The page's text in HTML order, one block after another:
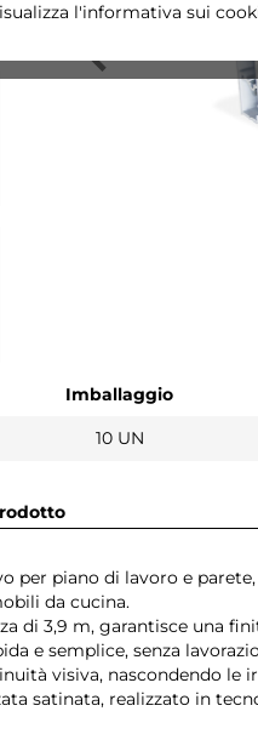
l'informativa sui
Imballaggio
10 UN
per piano di lavoro e
da cucina.
di 3,9 m, garantisce una
e semplice, senza
visiva, nascondendo le
satinata, realizzato in